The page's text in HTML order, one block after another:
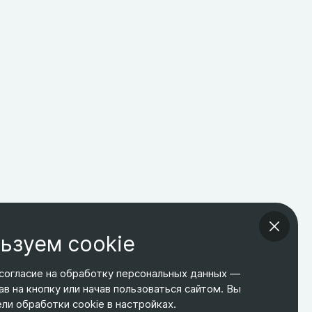
ТЕЛЕФОН
+7 495 266-65-67
ЭЛ. ПОЧТА
shop@relines.ru
АДРЕС
Москва, Гаражная 8
cookie
на обработку персональных данных —
на кнопку или начав пользоваться сайтом. Вы
обработки cookie в настройках.